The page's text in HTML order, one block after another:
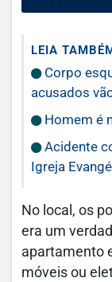
LEIA
Corpo
acusados
Homem é
Acidente
Igreja
No local, os
era um
apartamento
móveis ou